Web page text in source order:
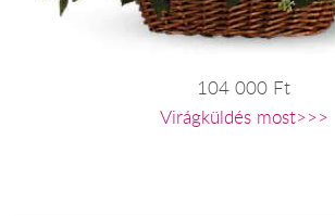
104 000 Ft
Virágküldés most>>>